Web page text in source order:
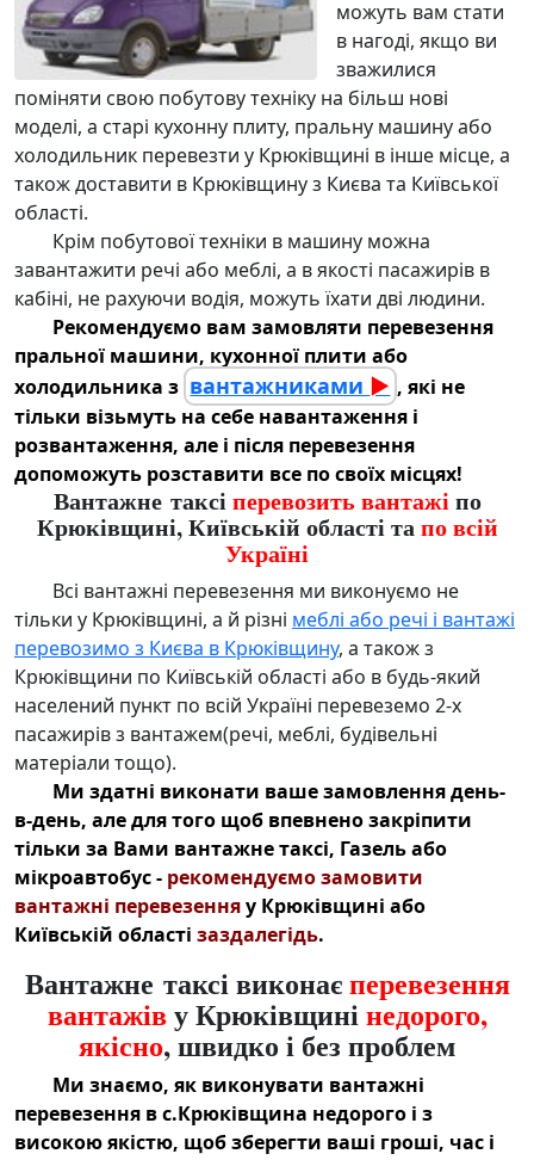
можуть вам стати
в нагоді, якщо ви
зважилися
поміняти свою побутову техніку на більш нові
моделі, а старі кухонну плиту, пральну машину або
холодильник перевезти у Крюківщині в інше місце, а
також доставити в Крюківщину з Києва та Київської
області.
Крім побутової техніки в машину можна
завантажити речі або меблі, а в якості пасажирів в
кабіні, не рахуючи водія, можуть їхати дві людини.
Рекомендуємо вам замовляти перевезення
пральної машини, кухонної плити або
холодильника з вантажниками ► , які не
тільки візьмуть на себе навантаження і
розвантаження, але і після перевезення
допоможуть розставити все по своїх місцях!
Вантажне таксіперевозить вантажіпо
Крюківщині, Київській області тапо всій
Україні
Всі вантажні перевезення ми виконуємо не
тільки у Крюківщині, а й різні меблі або речі і вантажі
перевозимо з Києва в Крюківщину, а також з
Крюківщини по Київській області або в будь-який
населений пункт по всій Україні перевеземо 2-х
пасажирів з вантажем(речі, меблі, будівельні
матеріали тощо).
Ми здатні виконати ваше замовлення день-
в-день, але для того щоб впевнено закріпити
тільки за Вами вантажне таксі, Газель або
мікроавтобус- рекомендуємо замовити
вантажні перевезенняу Крюківщині або
Київській області заздалегідь.
Вантажне таксі виконаєперевезення
вантажіву Крюківщинінедорого,
якісно, швидко і без проблем
Ми знаємо, як виконувати вантажні
перевезення в с.Крюківщина недорого і з
високою якістю, щоб зберегти ваші гроші, час і